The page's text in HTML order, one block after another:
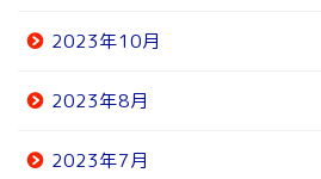
2023年10月
2023年8月
2023年7月